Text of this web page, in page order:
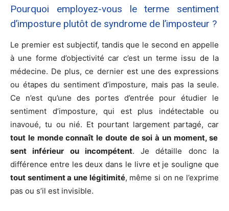
Pourquoi employez-vous le terme sentiment
d’imposture plutôt de syndrome de l’imposteur ?
Le premier est subjectif, tandis que le second en appelle
à une forme d’objectivité car c’est un terme issu de la
médecine. De plus, ce dernier est une des expressions
ou étapes du sentiment d’imposture, mais pas la seule.
Ce n’est qu’une des portes d’entrée pour étudier le
sentiment d’imposture, qui est plus indétectable ou
inavoué, tu ou nié. Et pourtant largement partagé, car
tout le monde connaît le doute de soi à un moment, se
sent inférieur ou incompétent. Je détaille donc la
différence entre les deux dans le livre et je souligne que
tout sentiment a une légitimité, même si on ne l’exprime
pas ou s’il est invisible.